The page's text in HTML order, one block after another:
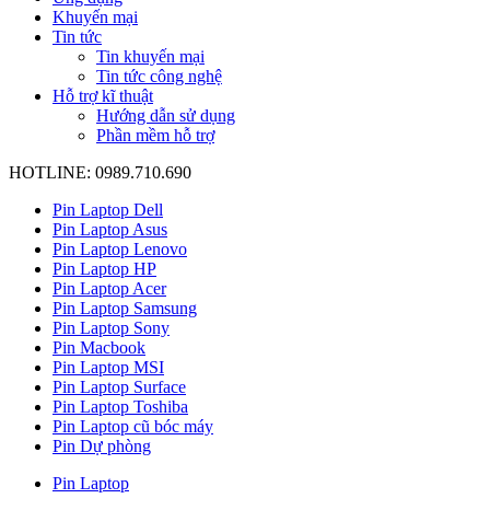
Khuyến mại
Tin tức
Tin khuyến mại
Tin tức công nghệ
Hỗ trợ kĩ thuật
Hướng dẫn sử dụng
Phần mềm hỗ trợ
HOTLINE: 0989.710.690
Pin Laptop Dell
Pin Laptop Asus
Pin Laptop Lenovo
Pin Laptop HP
Pin Laptop Acer
Pin Laptop Samsung
Pin Laptop Sony
Pin Macbook
Pin Laptop MSI
Pin Laptop Surface
Pin Laptop Toshiba
Pin Laptop cũ bóc máy
Pin Dự phòng
Pin Laptop